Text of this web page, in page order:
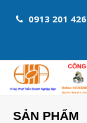
0913 201 426
SẢN PHẨM